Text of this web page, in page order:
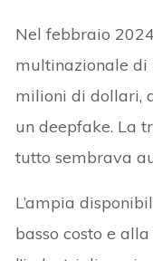
Nel febbraio
multinazionale di
milioni di dollari,
un deepfake. La
tutto sembrava
L’ampia
basso costo e